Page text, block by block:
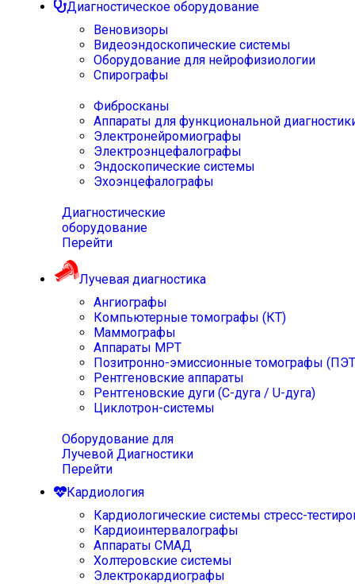
Диагностическое оборудование
Веновизоры
Видеоэндоскопические системы
Оборудование для нейрофизиологии
Спирографы
Фибросканы
Аппараты для функциональной
Электронейромиографы
Электроэнцефалографы
Эндоскопические системы
Эхоэнцефалографы
Диагностические
оборудование
Перейти
Лучевая диагностика
Ангиографы
Компьютерные томографы (КТ)
Маммографы
Аппараты МРТ
Позитронно-эмиссионные томографы
Рентгеновские аппараты
Рентгеновские дуги (С-дуга / U-дуга)
Циклотрон-системы
Оборудование для
Лучевой Диагностики
Перейти
Кардиология
Кардиологические системы стресс-
Кардиоинтервалографы
Аппараты СМАД
Холтеровские системы
Электрокардиографы